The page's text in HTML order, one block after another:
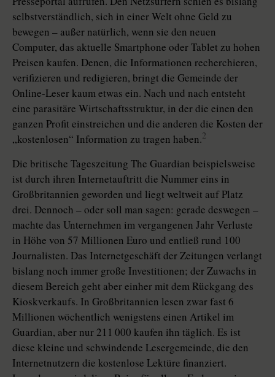
selbstverständlich, sich in einer Welt ohne Geld zu
bewegen – außer natürlich, wenn sie den neuen
Computer, das aktuelle Smartphone oder Tablet zu hohen
Preisen kaufen. Denen, die Informationen recherchieren,
verifizieren und redigieren, bringt die Gemeinde der
Online-Leser kaum etwas ein. Nach und nach entsteht
eine parasitäre Wirtschaftsstruktur, in der die einen den
ganzen Profit einstreichen und die anderen die Kosten der
„kostenlosen“ Information zu tragen haben.2
Die britische Tageszeitung The Guardian beispielsweise
ist durch ihren Internetauftritt die Nummer eins in
Großbritannien geworden und liegt weltweit auf Platz
drei. Dennoch – oder soll man sagen: gerade deswegen –
machte das Unternehmen im vergangenen Jahr Verluste
in Höhe von 57 Millionen Euro und entließ rund 100
Journalisten. Das Internetgeschäft der Zeitungen verlangt
bislang noch immer große Investitionen; der Zuwachs in
diesem Bereich geht aber einher mit dem Rückgang des
Kioskverkaufs. In Großbritannien lesen zwar fast 6
Millionen wöchentlich wenigstens einen Artikel im
Guardian, aber nur 211 000 kaufen ihn täglich. Es ist
diese kleine und schwindende Lesergemeinde, die den
Internetnutzern die kostenlose Lektüre finanziert.